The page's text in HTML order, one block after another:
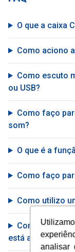
analisar
O que a caixa
Como aciono
Como escuto
ou USB?
Como faço
som?
O que é a
Como faço
Como utilizo
Como
está acabando?